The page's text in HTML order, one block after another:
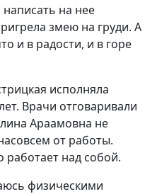
на нее
змею на груди. А
и в радости, и в горе
исполняла
Врачи отговаривали
Араамовна не
от работы.
работает над собой.
физическими